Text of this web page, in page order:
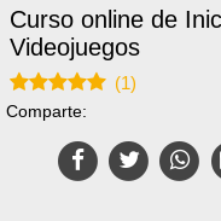
Curso online de
Videojuegos
(1)
Comparte: